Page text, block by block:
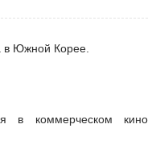
в Южной Корее.
в коммерческом кино